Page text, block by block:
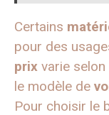
Certains
pour des
prix varie
le modèle de
Pour choisir le